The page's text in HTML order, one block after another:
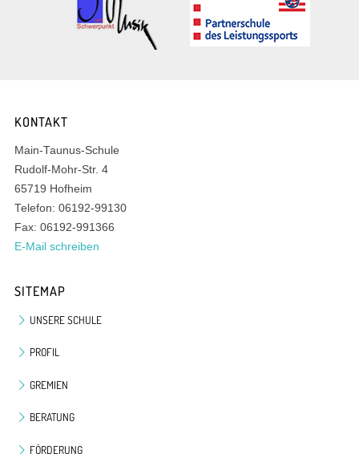
KONTAKT
Main-Taunus-Schule
Rudolf-Mohr-Str. 4
65719 Hofheim
Telefon: 06192-99130
Fax: 06192-991366
E-Mail schreiben
SITEMAP
UNSERE SCHULE
PROFIL
GREMIEN
BERATUNG
FÖRDERUNG